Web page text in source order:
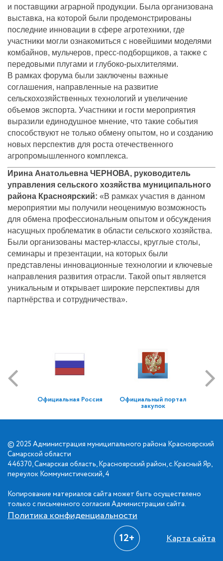
и поставщики аграрной продукции. Была организована
выставка, на которой были продемонстрированы
последние инновации в сфере агротехники, где
участники могли ознакомиться с новейшими моделями
комбайнов, мульчеров, пресс-подборщиков, а также с
передовыми плугами и глубоко-рыхлителями.
В рамках форума были заключены важные
соглашения, направленные на развитие
сельскохозяйственных технологий и увеличение
объемов экспорта. Участники и гости мероприятия
выразили единодушное мнение, что такие события
способствуют не только обмену опытом, но и созданию
новых перспектив для роста отечественного
агропромышленного комплекса.
Ирина Анатольевна ЧЕРНОВА, руководитель
управления сельского хозяйства муниципального
района Красноярский: «В рамках участия в данном
мероприятии мы получили неоценимую возможность
для обмена профессиональным опытом и обсуждения
насущных проблематик в области сельского хозяйства.
Были организованы мастер-классы, круглые столы,
семинары и презентации, на которых были
представлены инновационные технологии и ключевые
направления развития отрасли. Такой опыт является
уникальным и открывает широкие перспективы для
партнёрства и сотрудничества».
Официальная Россия Официальный портал
закупок
© 2025 Администрация муниципального района Красноярский
Самарской области
446370, Самарская область, Красноярский район, с.Красный Яр,
переулок Коммунистический, 4
Копирование материалов сайта может быть осуществлено
только с письменного согласия Администрации сайта.
Политика конфиденциальности
12+ Карта сайта